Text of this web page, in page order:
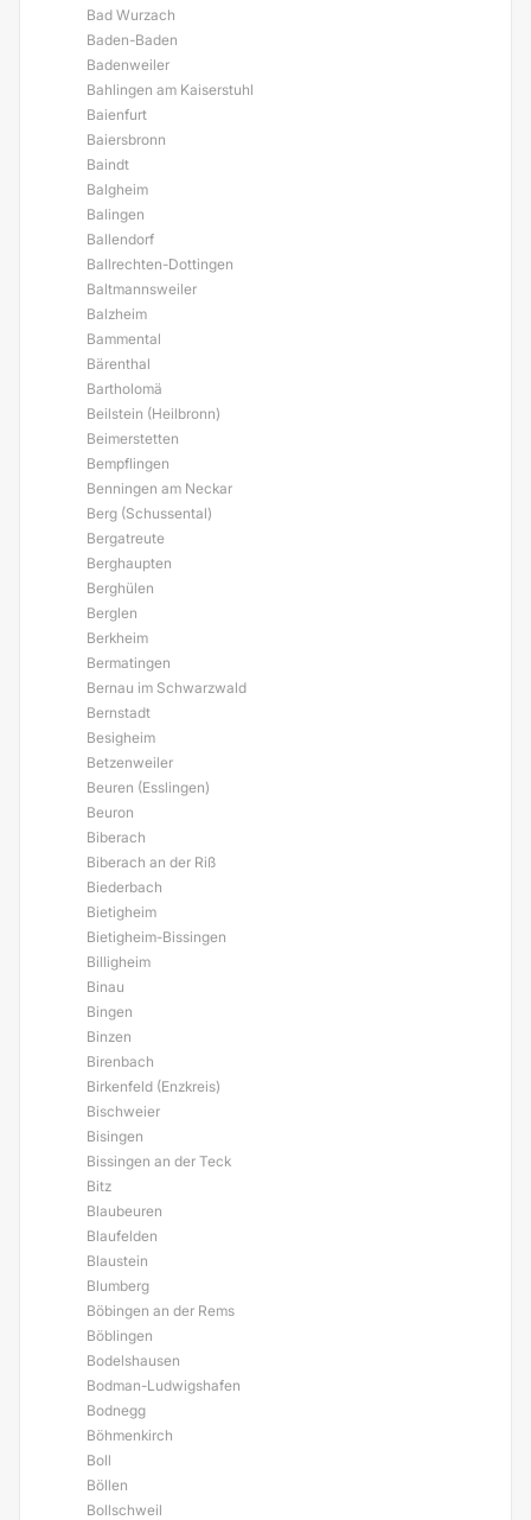
Bad Wurzach
Baden-Baden
Badenweiler
Bahlingen am Kaiserstuhl
Baienfurt
Baiersbronn
Baindt
Balgheim
Balingen
Ballendorf
Ballrechten-Dottingen
Baltmannsweiler
Balzheim
Bammental
Bärenthal
Bartholomä
Beilstein (Heilbronn)
Beimerstetten
Bempflingen
Benningen am Neckar
Berg (Schussental)
Bergatreute
Berghaupten
Berghülen
Berglen
Berkheim
Bermatingen
Bernau im Schwarzwald
Bernstadt
Besigheim
Betzenweiler
Beuren (Esslingen)
Beuron
Biberach
Biberach an der Riß
Biederbach
Bietigheim
Bietigheim-Bissingen
Billigheim
Binau
Bingen
Binzen
Birenbach
Birkenfeld (Enzkreis)
Bischweier
Bisingen
Bissingen an der Teck
Bitz
Blaubeuren
Blaufelden
Blaustein
Blumberg
Böbingen an der Rems
Böblingen
Bodelshausen
Bodman-Ludwigshafen
Bodnegg
Böhmenkirch
Boll
Böllen
Bollschweil